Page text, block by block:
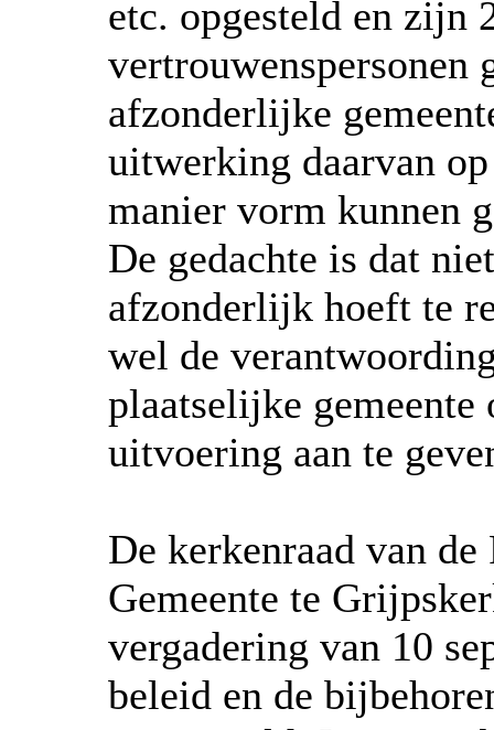
etc. opgesteld en zijn
vertrouwenspersonen
afzonderlijke
uitwerking daarvan
manier vorm kunnen
De gedachte is dat
afzonderlijk hoeft te
wel de
plaatselijke gemeente
uitvoering aan te
De kerkenraad van de
Gemeente te
vergadering van 10
beleid en de